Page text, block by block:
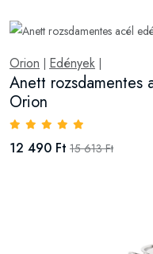
Orion Edények
Anett rozsdamentes
Orion
12 490 Ft 15 613 Ft